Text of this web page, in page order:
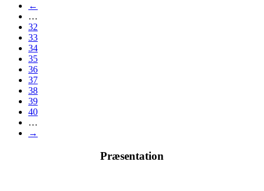
←
…
32
33
34
35
36
37
38
39
40
…
→
Præsentation